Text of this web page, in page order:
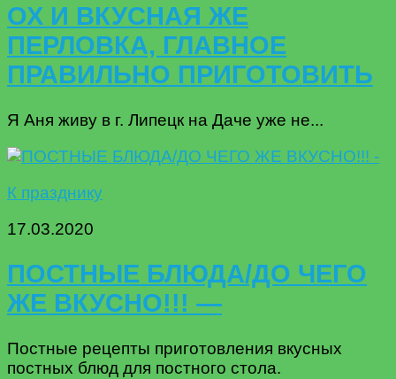
ОХ И ВКУСНАЯ ЖЕ
ПЕРЛОВКА, ГЛАВНОЕ
ПРАВИЛЬНО ПРИГОТОВИТЬ
Я Аня живу в г. Липецк на Даче уже не...
К празднику
17.03.2020
ПОСТНЫЕ БЛЮДА/ДО ЧЕГО
ЖЕ ВКУСНО!!! —
Постные рецепты приготовления вкусных
постных блюд для постного стола.